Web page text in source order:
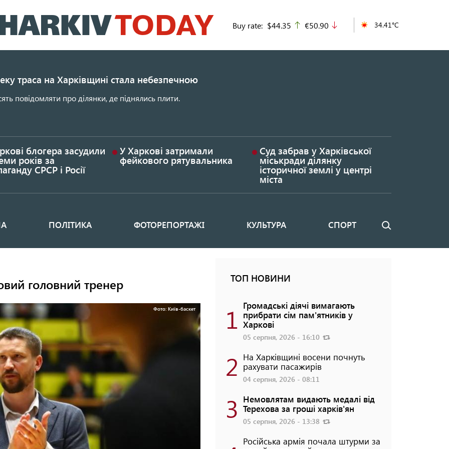
до
основного
Buy rate: $44.35 up
€50.90 34.41°C
траса на Харківщині стала небезпечною
повідомляти про ділянки, де піднялись плити.
блогера засудили
років за
СРСР і Росії
У Харкові затримали
фейкового рятувальника
Суд забрав у Харківської
міськради ділянку
історичної землі у центрі
міста
ПОЛІТИКА ФОТОРЕПОРТАЖІ КУЛЬТУРА СПОРТ Пошук
головний тренер
Фото: Київ-баскет
ТОП НОВИНИ
1 Громадські діячі вимагають
прибрати сім пам'ятників у
Харкові
05 серпня, 2026 - 16:10
2 На Харківщині восени почнуть
рахувати пасажирів
04 серпня, 2026 - 08:11
3 Немовлятам видають медалі від
Терехова за гроші харків'ян
05 серпня, 2026 - 13:38
Російська армія почала штурми за